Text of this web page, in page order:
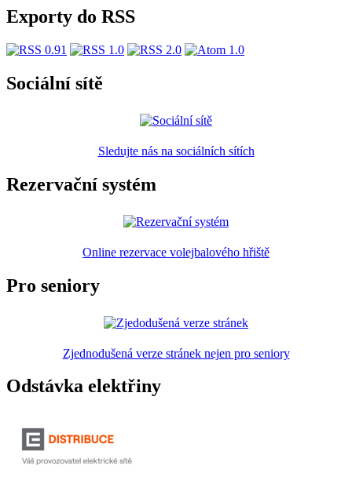
Exporty do RSS
Sociální sítě
Sledujte nás na sociálních sítích
Rezervační systém
Online rezervace volejbalového hřiště
Pro seniory
Zjednodušená verze stránek nejen pro seniory
Odstávka elektřiny